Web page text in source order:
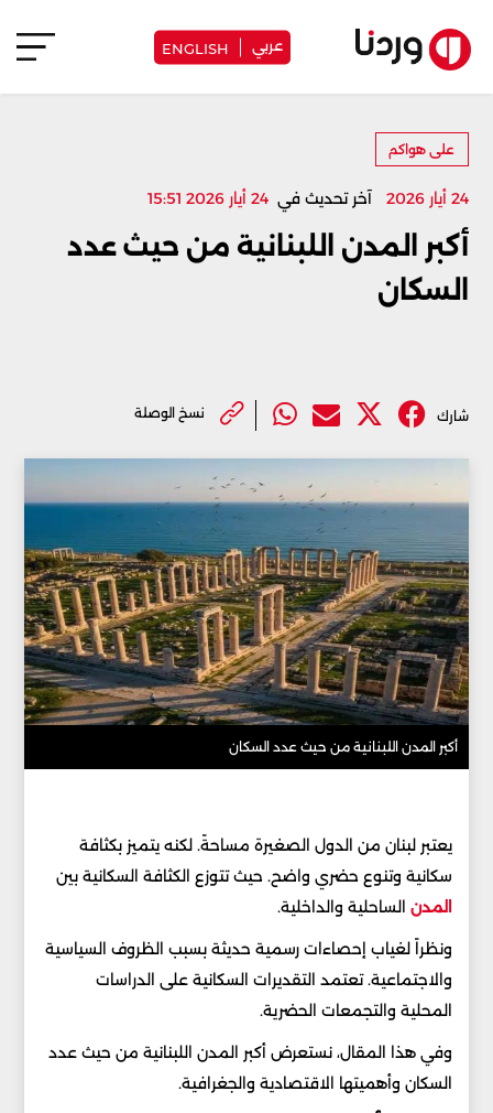
عربي ENGLISH
على هواكم
24 أيار 2026 آخر تحديث في 24 أيار 2026 15:51
أكبر المدن اللبنانية من حيث عدد
السكان
شارك نسخ الوصلة
أكبر المدن اللبنانية من حيث عدد السكان
يعتبر لبنان من الدول الصغيرة مساحةً. لكنه يتميز بكثافة
سكانية وتنوع حضري واضح. حيث تتوزع الكثافة السكانية بين
المدن الساحلية والداخلية.
ونظراً لغياب إحصاءات رسمية حديثة بسبب الظروف السياسية
والاجتماعية. تعتمد التقديرات السكانية على الدراسات
المحلية والتجمعات الحضرية.
وفي هذا المقال، نستعرض أكبر المدن اللبنانية من حيث عدد
السكان وأهميتها الاقتصادية والجغرافية.